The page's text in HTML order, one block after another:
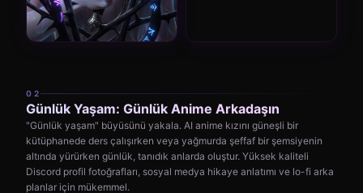
02
Günlük Yaşam: Günlük Anime Arkadaşın
"Günlük yaşam" büyüsünü yakala. AI anime kızını güneşli bir
kütüphanede ders çalışırken veya yağmurda şeffaf bir şemsiyenin
altında yürürken günlük, tanıdık anlarda oluştur. Yüksek kaliteli
Discord profil fotoğrafları, sosyal medya hikaye anlatımı ve lo-fi arka
planlar için mükemmel.